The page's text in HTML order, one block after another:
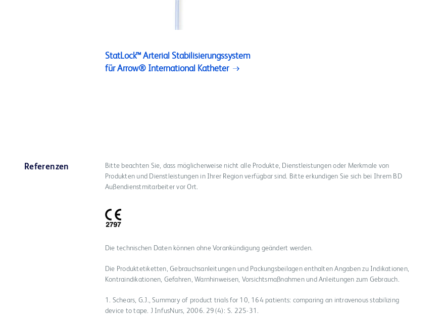
StatLock™ Arterial Stabilisierungssystem
für Arrow® International Katheter
Referenzen
Bitte beachten Sie, dass möglicherweise nicht alle Produkte, Dienstleistungen oder Merkmale von
Produkten und Dienstleistungen in Ihrer Region verfügbar sind. Bitte erkundigen Sie sich bei Ihrem BD
Außendienstmitarbeiter vor Ort.
Die technischen Daten können ohne Vorankündigung geändert werden.
Die Produktetiketten, Gebrauchsanleitungen und Packungsbeilagen enthalten Angaben zu Indikationen,
Kontraindikationen, Gefahren, Warnhinweisen, Vorsichtsmaßnahmen und Anleitungen zum Gebrauch.
1. Schears, G.J., Summary of product trials for 10, 164 patients: comparing an intravenous stabilizing
device to tape. J InfusNurs, 2006. 29(4): S. 225-31.